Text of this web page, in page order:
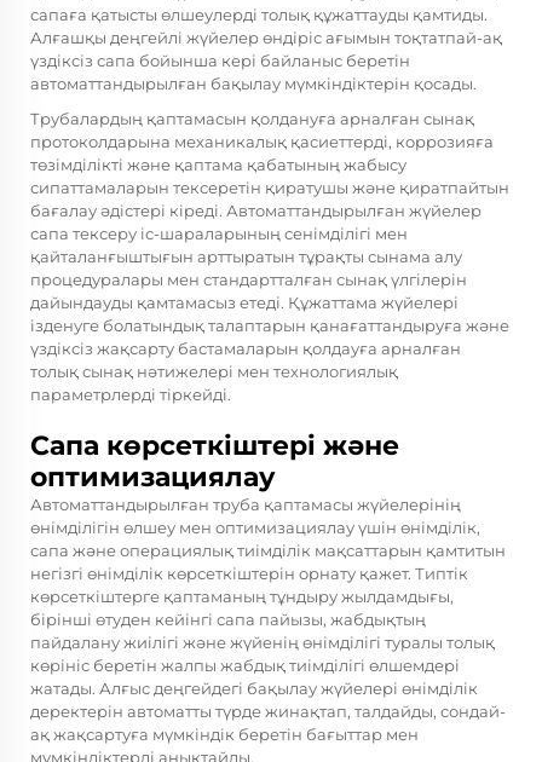
сапаға қатысты өлшеулерді толық құжаттауды қамтиды.
Алғашқы деңгейлі жүйелер өндіріс ағымын тоқтатпай-ақ
үздіксіз сапа бойынша кері байланыс беретін
автоматтандырылған бақылау мүмкіндіктерін қосады.
Трубалардың қаптамасын қолдануға арналған сынақ
протоколдарына механикалық қасиеттерді, коррозияға
төзімділікті және қаптама қабатының жабысу
сипаттамаларын тексеретін қиратушы және қиратпайтын
бағалау әдістері кіреді. Автоматтандырылған жүйелер
сапа тексеру іс-шараларының сенімділігі мен
қайталанғыштығын арттыратын тұрақты сынама алу
процедуралары мен стандартталған сынақ үлгілерін
дайындауды қамтамасыз етеді. Құжаттама жүйелері
ізденуге болатындық талаптарын қанағаттандыруға және
үздіксіз жақсарту бастамаларын қолдауға арналған
толық сынақ нәтижелері мен технологиялық
параметрлерді тіркейді.
Сапа көрсеткіштері және
оптимизациялау
Автоматтандырылған труба қаптамасы жүйелерінің
өнімділігін өлшеу мен оптимизациялау үшін өнімділік,
сапа және операциялық тиімділік мақсаттарын қамтитын
негізгі өнімділік көрсеткіштерін орнату қажет. Типтік
көрсеткіштерге қаптаманың тұндыру жылдамдығы,
бірінші өтуден кейінгі сапа пайызы, жабдықтың
пайдалану жиілігі және жүйенің өнімділігі туралы толық
көрініс беретін жалпы жабдық тиімділігі өлшемдері
жатады. Алғыс деңгейдегі бақылау жүйелері өнімділік
деректерін автоматты түрде жинақтап, талдайды, сондай-
ақ жақсартуға мүмкіндік беретін бағыттар мен
мүмкіндіктерді анықтайды.